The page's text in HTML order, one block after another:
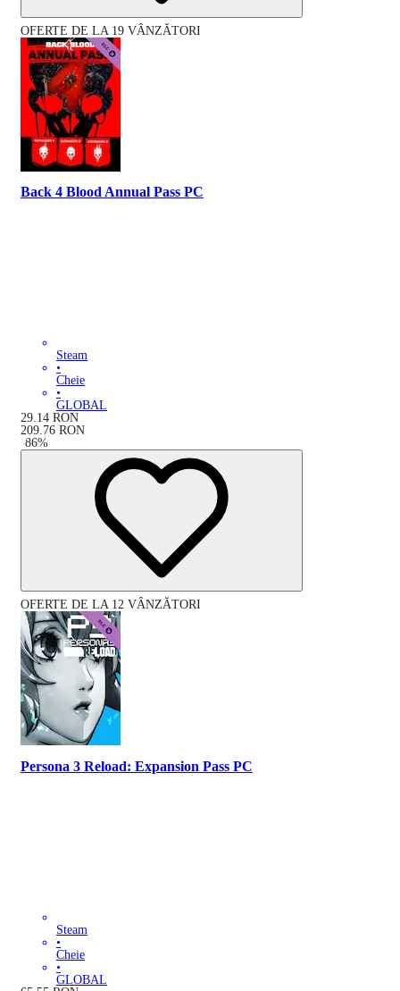
OFERTE DE LA 19 VÂNZĂTORI
Back 4 Blood Annual Pass PC
Steam
•
Cheie
•
GLOBAL
29.14 RON
209.76 RON
-86%
OFERTE DE LA 12 VÂNZĂTORI
Persona 3 Reload: Expansion Pass PC
Steam
•
Cheie
•
GLOBAL